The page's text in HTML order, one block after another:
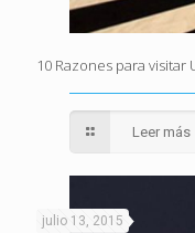
10 Razones para visitar
Leer más
julio 13, 2015